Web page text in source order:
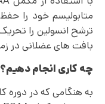
ترشح انسولین را
بافت های عضلانی در
چه کاری انجام دهیم؟
به هنگامی که در